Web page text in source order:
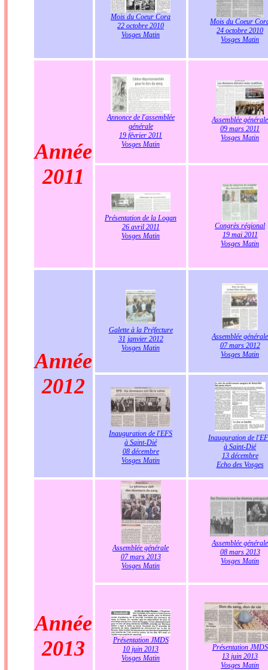
Mois du Coeur Cora
22 octobre 2010
Vosges Matin
Mois du Coeur
24 octobre 2010
Vosges Matin
Année
2011
Annonce de l'assemblée
générale
19 février 2011
Vosges Matin
Assemblée générale
09 mars 2011
Vosges Matin
Présentation de la Logan
26 avril 2011
Vosges Matin
Congrès régional
19 mai 2011
Vosges Matin
Année
2012
Galette à la Préfecture
31 janvier 2012
Vosges Matin
Assemblée générale
07 mars 2012
Vosges Matin
Inauguration de l'EFS
à Saint-Dié
08 décembre
Vosges Matin
Inauguration de
à Saint-Dié
13 décembre
Echo des Vosges
Année
2013
Assemblée générale
07 mars 2013
Vosges Matin
Assemblée générale
08 mars 2013
Vosges Matin
Présentation JMDS
10 juin 2013
Vosges Matin
Présentation JMDS
13 juin 2013
Vosges Matin